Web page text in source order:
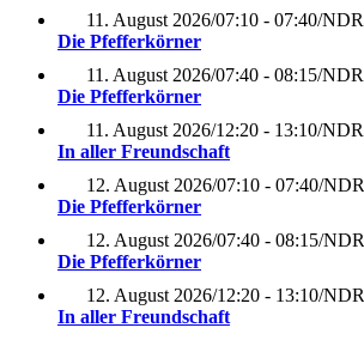
11. August 2026/07:10 - 07:40/NDR
Die Pfefferkörner
11. August 2026/07:40 - 08:15/NDR
Die Pfefferkörner
11. August 2026/12:20 - 13:10/NDR
In aller Freundschaft
12. August 2026/07:10 - 07:40/NDR
Die Pfefferkörner
12. August 2026/07:40 - 08:15/NDR
Die Pfefferkörner
12. August 2026/12:20 - 13:10/NDR
In aller Freundschaft